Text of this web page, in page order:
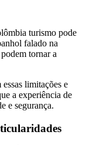
turismo pode
falado na
tornar a
limitações e
a experiência de
e segurança.